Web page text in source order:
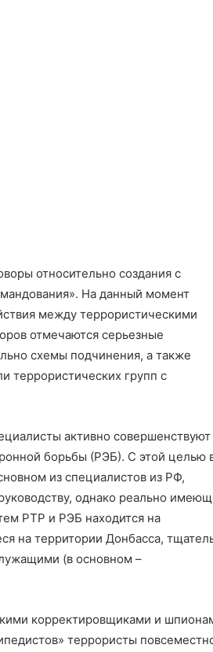
относительно создания с
На данный момент
между террористическими
отмечаются серьезные
схемы подчинения, а также
террористических групп с
активно совершенствуют
борьбы (РЭБ). С этой целью
из специалистов из РФ,
однако реально
РТР и РЭБ находится на
на территории Донбасса,
(в основном –
корректировщиками и
террористы